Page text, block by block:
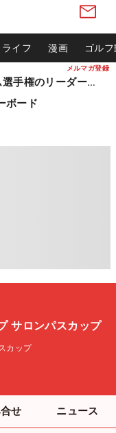
メルマガ登録
ライフ 漫画 ゴル
松山英樹ら出場 ウィンダム選手権のリーダーボード
ボード
サロンパスカップ
カップ
せ ニュース